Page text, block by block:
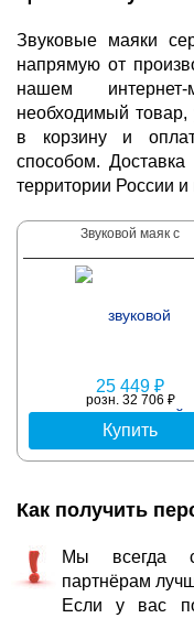
Звуковые маяки
напрямую от
нашем
необходимый товар,
в корзину и
способом. Доставка
территории России
Звуковой маяк с
25 449 ₽
розн. 32 706 ₽
Купить
Как получить
Мы всегда
партнёрам
Если у вас